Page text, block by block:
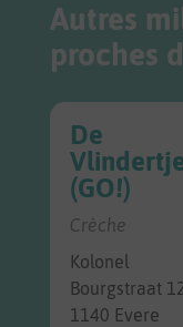
Autres
proches
De
(GO!)
Crèche
Kolonel
Bourgstraat
1140 Evere